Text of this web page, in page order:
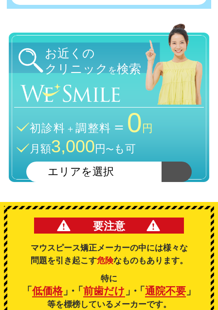
お近くの
クリニック を検索
初診料 ＋調整料 ＝ 0 円
月額3,000円〜 も可
要注意
マウスピース矯正メーカーの中には様々な
問題を引き起こす危険なものもあります。
特に
「低価格」・「前歯だけ 」
・「通院不要 」
等を標榜しているメーカーです。